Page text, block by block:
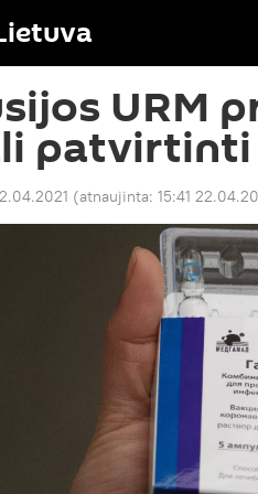
URM
patvirtinti
(atnaujinta: 15:41